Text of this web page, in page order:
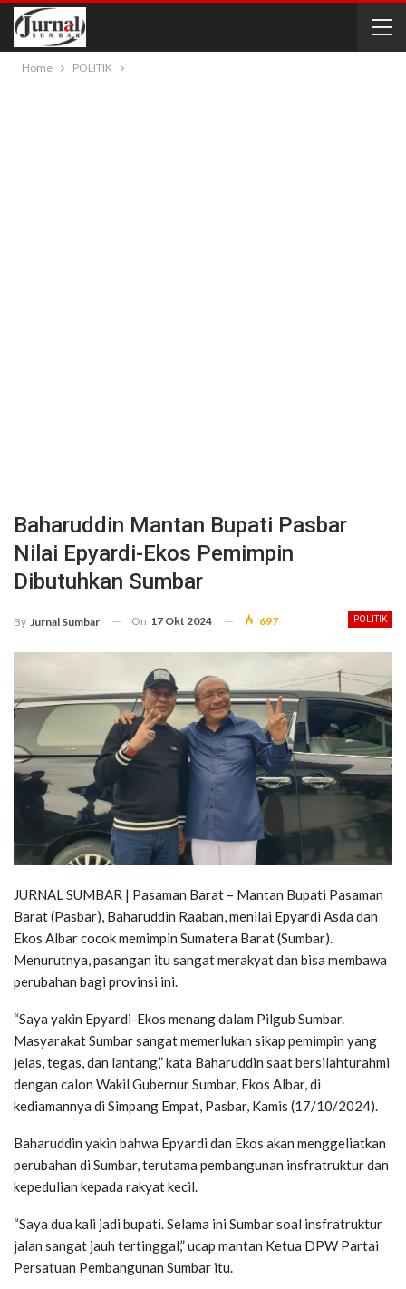
Home POLITIK
Baharuddin Mantan Bupati Pasbar
Nilai Epyardi-Ekos Pemimpin
Dibutuhkan Sumbar
POLITIK
By Jurnal Sumbar On 17 Okt 2024 697
JURNAL SUMBAR | Pasaman Barat – Mantan Bupati Pasaman
Barat (Pasbar), Baharuddin Raaban, menilai Epyardi Asda dan
Ekos Albar cocok memimpin Sumatera Barat (Sumbar).
Menurutnya, pasangan itu sangat merakyat dan bisa membawa
perubahan bagi provinsi ini.
“Saya yakin Epyardi-Ekos menang dalam Pilgub Sumbar.
Masyarakat Sumbar sangat memerlukan sikap pemimpin yang
jelas, tegas, dan lantang,” kata Baharuddin saat bersilahturahmi
dengan calon Wakil Gubernur Sumbar, Ekos Albar, di
kediamannya di Simpang Empat, Pasbar, Kamis (17/10/2024).
Baharuddin yakin bahwa Epyardi dan Ekos akan menggeliatkan
perubahan di Sumbar, terutama pembangunan insfratruktur dan
kepedulian kepada rakyat kecil.
“Saya dua kali jadi bupati. Selama ini Sumbar soal insfratruktur
jalan sangat jauh tertinggal,” ucap mantan Ketua DPW Partai
Persatuan Pembangunan Sumbar itu.